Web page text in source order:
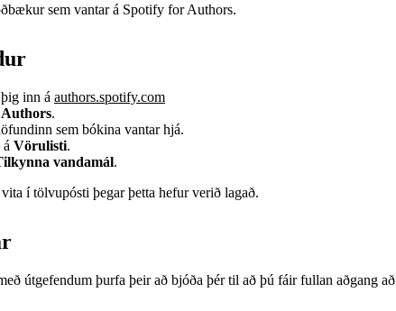
sem vantar á Spotify for Authors.
inn á authors.spotify.com
Authors.
sem bókina vantar hjá.
Vörulisti.
vandamál.
í tölvupósti þegar þetta hefur verið lagað.
útgefendum þurfa þeir að bjóða þér til að þú fáir fullan aðgang að